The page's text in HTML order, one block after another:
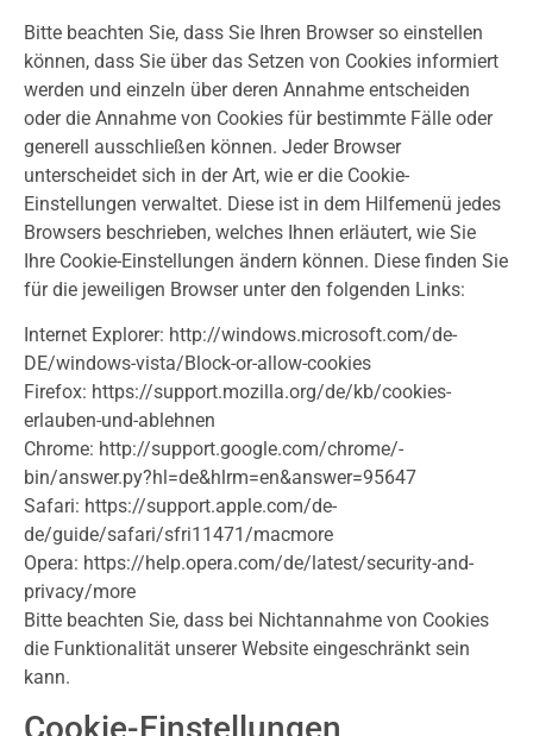
Bitte beachten Sie, dass Sie Ihren Browser so einstellen
können, dass Sie über das Setzen von Cookies informiert
werden und einzeln über deren Annahme entscheiden
oder die Annahme von Cookies für bestimmte Fälle oder
generell ausschließen können. Jeder Browser
unterscheidet sich in der Art, wie er die Cookie-
Einstellungen verwaltet. Diese ist in dem Hilfemenü jedes
Browsers beschrieben, welches Ihnen erläutert, wie Sie
Ihre Cookie-Einstellungen ändern können. Diese finden Sie
für die jeweiligen Browser unter den folgenden Links:
Internet Explorer: http://windows.microsoft.com­/de-
DE/windows-vista/­Block-or-allow-cookies
Firefox: https://support.mozilla.org­/de/kb/cookies-
erlauben-und-ablehnen
Chrome: http://support.google.com/chrome/­
bin/answer.py?hl=de&hlrm=en&answer=95647
Safari: https://support.apple.com/de-
de/guide/safari/sfri11471/macmore
Opera: https://help.opera.com/de/latest/­security-and-
privacy/more
Bitte beachten Sie, dass bei Nichtannahme von Cookies
die Funktionalität unserer Website eingeschränkt sein
kann.